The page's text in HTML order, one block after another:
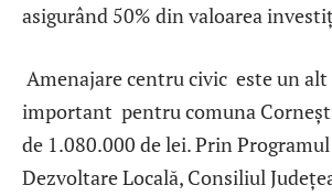
asigurând 50% din valoarea
Amenajare centru civic este un
important pentru comuna
de 1.080.000 de lei. Prin
Dezvoltare Locală, Consiliul